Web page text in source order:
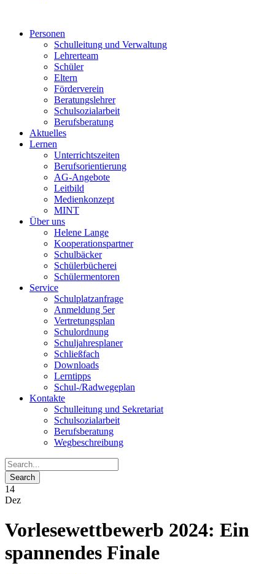
Personen
Schulleitung und Verwaltung
Lehrerteam
Schüler
Eltern
Förderverein
Beratungslehrer
Schulsozialarbeit
Berufsberatung
Aktuelles
Lernen
Unterrichtszeiten
Berufsorientierung
AG-Angebote
Leitbild
Medienkonzept
MINT
Über uns
Helene Lange
Kooperationspartner
Schulbäcker
Schülerbücherei
Schülermentoren
Service
Schulplatzanfrage
Anmeldung 5er
Vertretungsplan
Schulordnung
Schuljahresplaner
Schließfach
Downloads
Lerntipps
Schul-/Radwegeplan
Kontakte
Schulleitung und Sekretariat
Schulsozialarbeit
Berufsberatung
Wegbeschreibung
14
Dez
Vorlesewettbewerb 2024: Ein
spannendes Finale